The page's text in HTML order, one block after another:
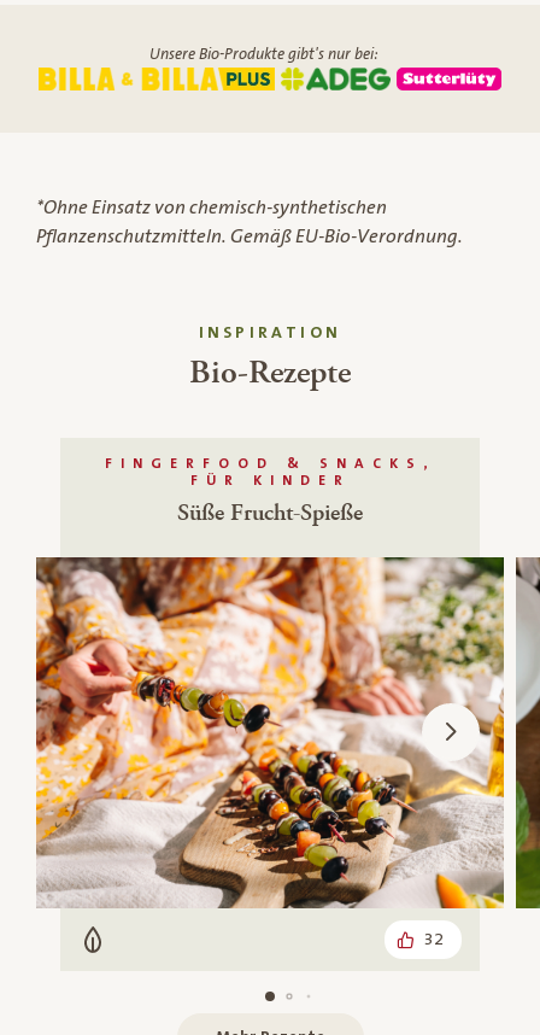
Unsere Bio-Produkte gibt's nur bei:
*Ohne Einsatz von chemisch-synthetischen
Pflanzenschutzmitteln. Gemäß EU-Bio-Verordnung.
INSPIRATION
Bio-Rezepte
FINGERFOOD & SNACKS,
FÜR KINDER
Süße Frucht-Spieße
Vegetarisch 32